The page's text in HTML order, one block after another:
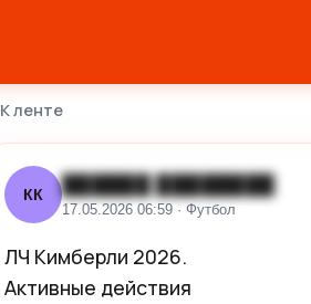
К ленте
КК ██████ ████████
17.05.2026 06:59 · Футбол
ЛЧ Кимберли 2026.
Активные действия